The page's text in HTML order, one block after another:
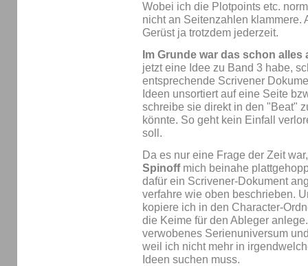
Wobei ich die Plotpoints etc.
nicht an Seitenzahlen klammere.
Gerüst ja trotzdem jederzeit.
Im Grunde war das schon alles
jetzt eine Idee zu Band 3 habe,
entsprechende Scrivener
Ideen unsortiert auf eine Seite
schreibe sie direkt in den "Beat"
könnte. So geht kein Einfall
soll.
Da es nur eine Frage der Zeit
Spinoffmich beinahe
dafür ein Scrivener-Dokument
verfahre wie oben beschrieben.
kopiere ich in den Character-
die Keime für den Ableger
verwobenes Serienuniversum
weil ich nicht mehr in
Ideen suchen muss.